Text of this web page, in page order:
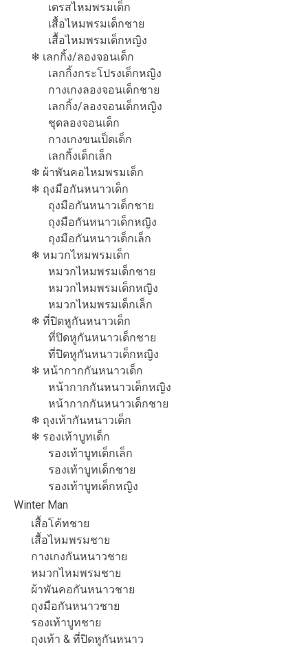
เดรสไหมพรมเด็ก
เสื้อไหมพรมเด็กชาย
เสื้อไหมพรมเด็กหญิง
❄ เลกกิ้ง/ลองจอนเด็ก
เลกกิ้งกระโปรงเด็กหญิง
กางเกงลองจอนเด็กชาย
เลกกิ้ง/ลองจอนเด็กหญิง
ชุดลองจอนเด็ก
กางเกงขนเป็ดเด็ก
เลกกิ้งเด็กเล็ก
❄ ผ้าพันคอไหมพรมเด็ก
❄ ถุงมือกันหนาวเด็ก
ถุงมือกันหนาวเด็กชาย
ถุงมือกันหนาวเด็กหญิง
ถุงมือกันหนาวเด็กเล็ก
❄ หมวกไหมพรมเด็ก
หมวกไหมพรมเด็กชาย
หมวกไหมพรมเด็กหญิง
หมวกไหมพรมเด็กเล็ก
❄ ที่ปิดหูกันหนาวเด็ก
ที่ปิดหูกันหนาวเด็กชาย
ที่ปิดหูกันหนาวเด็กหญิง
❄ หน้ากากกันหนาวเด็ก
หน้ากากกันหนาวเด็กหญิง
หน้ากากกันหนาวเด็กชาย
❄ ถุงเท้ากันหนาวเด็ก
❄ รองเท้าบูทเด็ก
รองเท้าบูทเด็กเล็ก
รองเท้าบูทเด็กชาย
รองเท้าบูทเด็กหญิง
Winter Man
เสื้อโค้ทชาย
เสื้อไหมพรมชาย
กางเกงกันหนาวชาย
หมวกไหมพรมชาย
ผ้าพันคอกันหนาวชาย
ถุงมือกันหนาวชาย
รองเท้าบูทชาย
ถุงเท้า & ที่ปิดหูกันหนาว